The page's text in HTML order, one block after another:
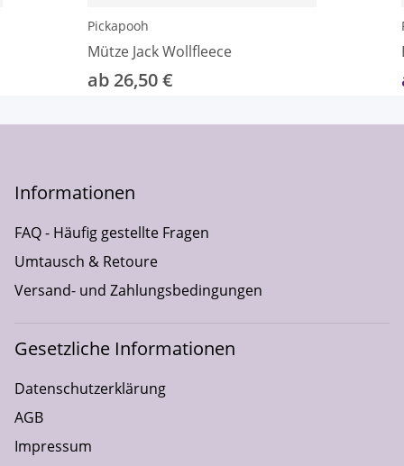
Pickapooh
Mütze Jack Wollfleece
ab 26,50 €
Informationen
FAQ - Häufig gestellte Fragen
Umtausch & Retoure
Versand- und Zahlungsbedingungen
Gesetzliche Informationen
Datenschutzerklärung
AGB
Impressum